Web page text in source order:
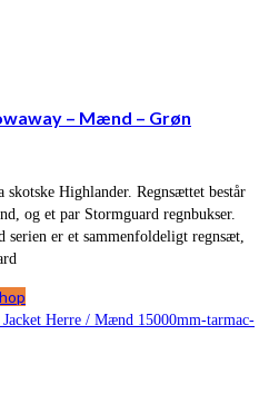
– Mænd – Grøn
Highlander. Regnsættet består
og et par Stormguard regnbukser.
er et sammenfoldeligt regnsæt,